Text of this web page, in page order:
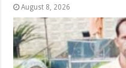
August 8, 2026